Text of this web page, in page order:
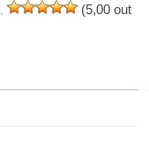
(5,00 out